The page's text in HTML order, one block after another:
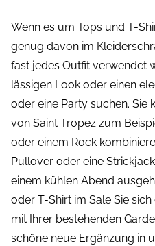
Wenn es um Tops und T-
genug davon im
fast jedes Outfit verwendet
lässigen Look oder einen
oder eine Party suchen. Sie
von Saint Tropez zum
oder einem Rock
Pullover oder eine
einem kühlen Abend
oder T-Shirt im Sale Sie
mit Ihrer bestehenden
schöne neue Ergänzung in